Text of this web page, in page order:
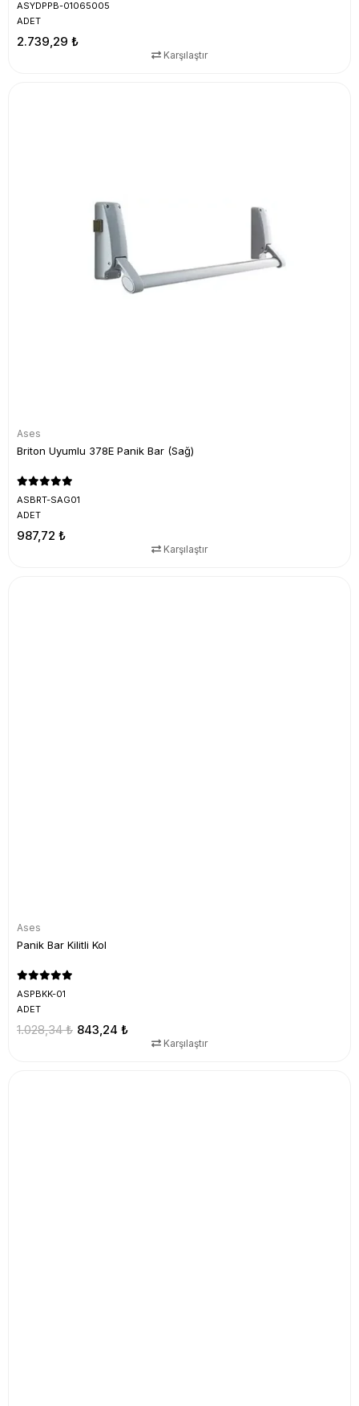
ASYDPPB-01065005
ADET
2.739,29 ₺
Karşılaştır
Ases
Briton Uyumlu 378E Panik Bar (Sağ)
ASBRT-SAG01
ADET
987,72 ₺
Karşılaştır
Ases
Panik Bar Kilitli Kol
ASPBKK-01
ADET
843,24 ₺
1.028,34 ₺
Karşılaştır